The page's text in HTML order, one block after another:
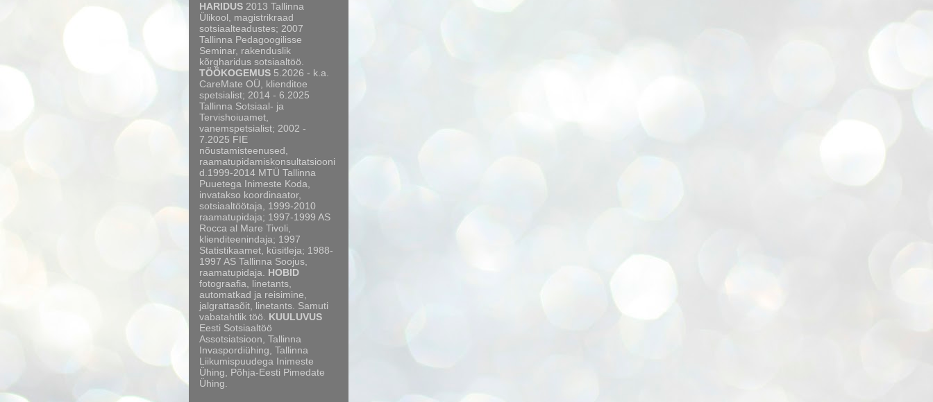
HARIDUS 2013 Tallinna
Ülikool, magistrikraad
sotsiaalteadustes; 2007
Tallinna Pedagoogilisse
Seminar, rakenduslik
kõrgharidus sotsiaaltöö.
TÖÖKOGEMUS 5.2026 - k.a.
CareMate OÜ, klienditoe
spetsialist; 2014 - 6.2025
Tallinna Sotsiaal- ja
Tervishoiuamet,
vanemspetsialist; 2002 -
7.2025 FIE
nõustamisteenused,
raamatupidamiskonsultatsiooni
d.1999-2014 MTÜ Tallinna
Puuetega Inimeste Koda,
invatakso koordinaator,
sotsiaaltöötaja, 1999-2010
raamatupidaja; 1997-1999 AS
Rocca al Mare Tivoli,
klienditeenindaja; 1997
Statistikaamet, küsitleja; 1988-
1997 AS Tallinna Soojus,
raamatupidaja. HOBID
fotograafia, linetants,
automatkad ja reisimine,
jalgrattasõit, linetants. Samuti
vabatahtlik töö. KUULUVUS
Eesti Sotsiaaltöö
Assotsiatsioon, Tallinna
Invaspordiühing, Tallinna
Liikumispuudega Inimeste
Ühing, Põhja-Eesti Pimedate
Ühing.